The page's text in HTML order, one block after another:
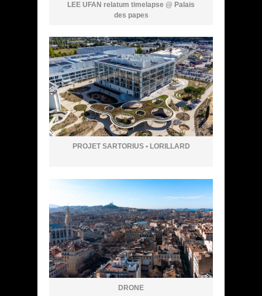
LEE UFAN relatum timelapse @ Palais
des papes
PROJET SARTORIUS • LORILLARD
DRONE